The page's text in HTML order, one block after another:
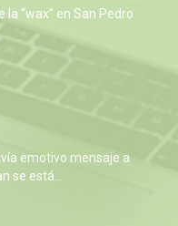
la “wax” en San Pedro
emotivo mensaje a
se está...